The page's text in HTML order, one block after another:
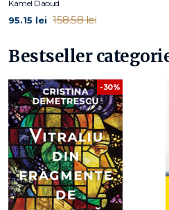
traduși scriitori algerieni
multe volume de povestiri și
Cazul Meursault, contraanchetă
Goncourt du Premier Roman,
des cinq continents de la
ferme legate de problema
ținta unei fatwa care cerea
adresa religiei. Deși își dedică
Daoud continuă să colaboreze
prestigioase precumLe Point
Quotidien d’Oran. În 2024,
Kamel Daoud
95.15 lei 158.58 lei
Bestseller
-30%